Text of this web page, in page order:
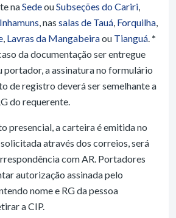
naSedeouSubseções do Cariri,
Inhamuns, nas salas de Tauá, Forquilha,
, Lavras da Mangabeiraou Tianguá. *
da documentação ser entregue
portador, a assinatura no formulário
de registro deverá ser semelhante a
do requerente.
presencial, a carteira é emitida no
através dos correios, será
com AR. Portadores
autorização assinada pelo
nome e RG da pessoa
a CIP.